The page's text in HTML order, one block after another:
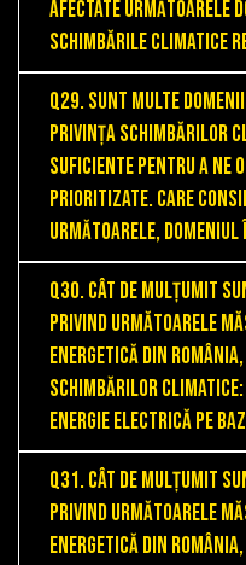
afectate următoarele
schimbările climatice
Q29. Sunt multe
privința schimbărilor
suficiente pentru a ne
prioritizate. Care
următoarele, domeniul
Q30. Cât de mulțumit
privind următoarele
energetică din
schimbărilor climatice:
energie electrică pe
Q31. Cât de mulțumit
privind următoarele
energetică din